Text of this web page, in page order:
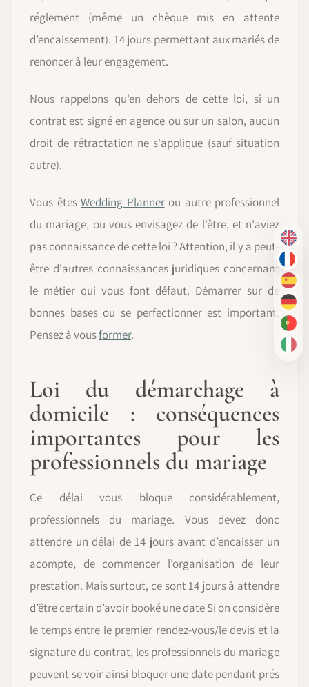
EN
FR
ES
DE
PT-
IT
réglement (même un chèque mis en attente
d’encaissement). 14 jours permettant aux mariés de
renoncer à leur engagement.
Nous rappelons qu'en dehors de cette loi, si un
contrat est signé en agence ou sur un salon, aucun
droit de rétractation ne s'applique (sauf situation
autre).
Vous êtes Wedding Plannerou autre professionnel
du mariage, ou vous envisagez de l'être, et n'aviez
pas connaissance de cette loi ? Attention, il y a peut-
être d'autres connaissances juridiques concernant
le métier qui vous font défaut. Démarrer sur de
bonnes bases ou se perfectionner est important.
Pensez à vousformer.
Loi du démarchage à
domicile : conséquences
importantes pour les
professionnels du mariage
Ce délai vous bloque considérablement,
professionnels du mariage. Vous devez donc
attendre un délai de 14 jours avant d’encaisser un
acompte, de commencer l’organisation de leur
prestation. Mais surtout, ce sont 14 jours à attendre
d’être certain d’avoir booké une date Si on considère
le temps entre le premier rendez-vous/le devis et la
signature du contrat, les professionnels du mariage
peuvent se voir ainsi bloquer une date pendant prés